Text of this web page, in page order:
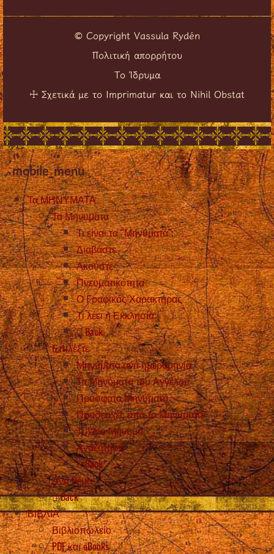
©Copyright Vassula Rydén
Πολιτική απορρήτου
Το Ίδρυμα
☩ Σχετικά με το Imprimatur και το Nihil Obstat
mobile_menu
Τα ΜΗΝΥΜΑΤΑ
Τα Μηνυματα
Τι είναι τα “Μηνύματα”;
Διαβάστε
Ακούστε
Πνευματικότητα
Ο Γραφικός Χαρακτήρας
Τι λέει η Εκκλησία;
Back
Επιλέξτε
Μηνύματα ανά ημερομηνία
Τα Μηνύματα του Αγγέλου
Πρόσφατα Μηνύματα
Προσευχές από τα Μηνύματα
Τυχαίο Μήνυμα
Αναζήτηση
Back
Ανά θέμα
Back
ΒΙΒΛΙΑ
Βιβλιοπωλείο
PDF και eBooks